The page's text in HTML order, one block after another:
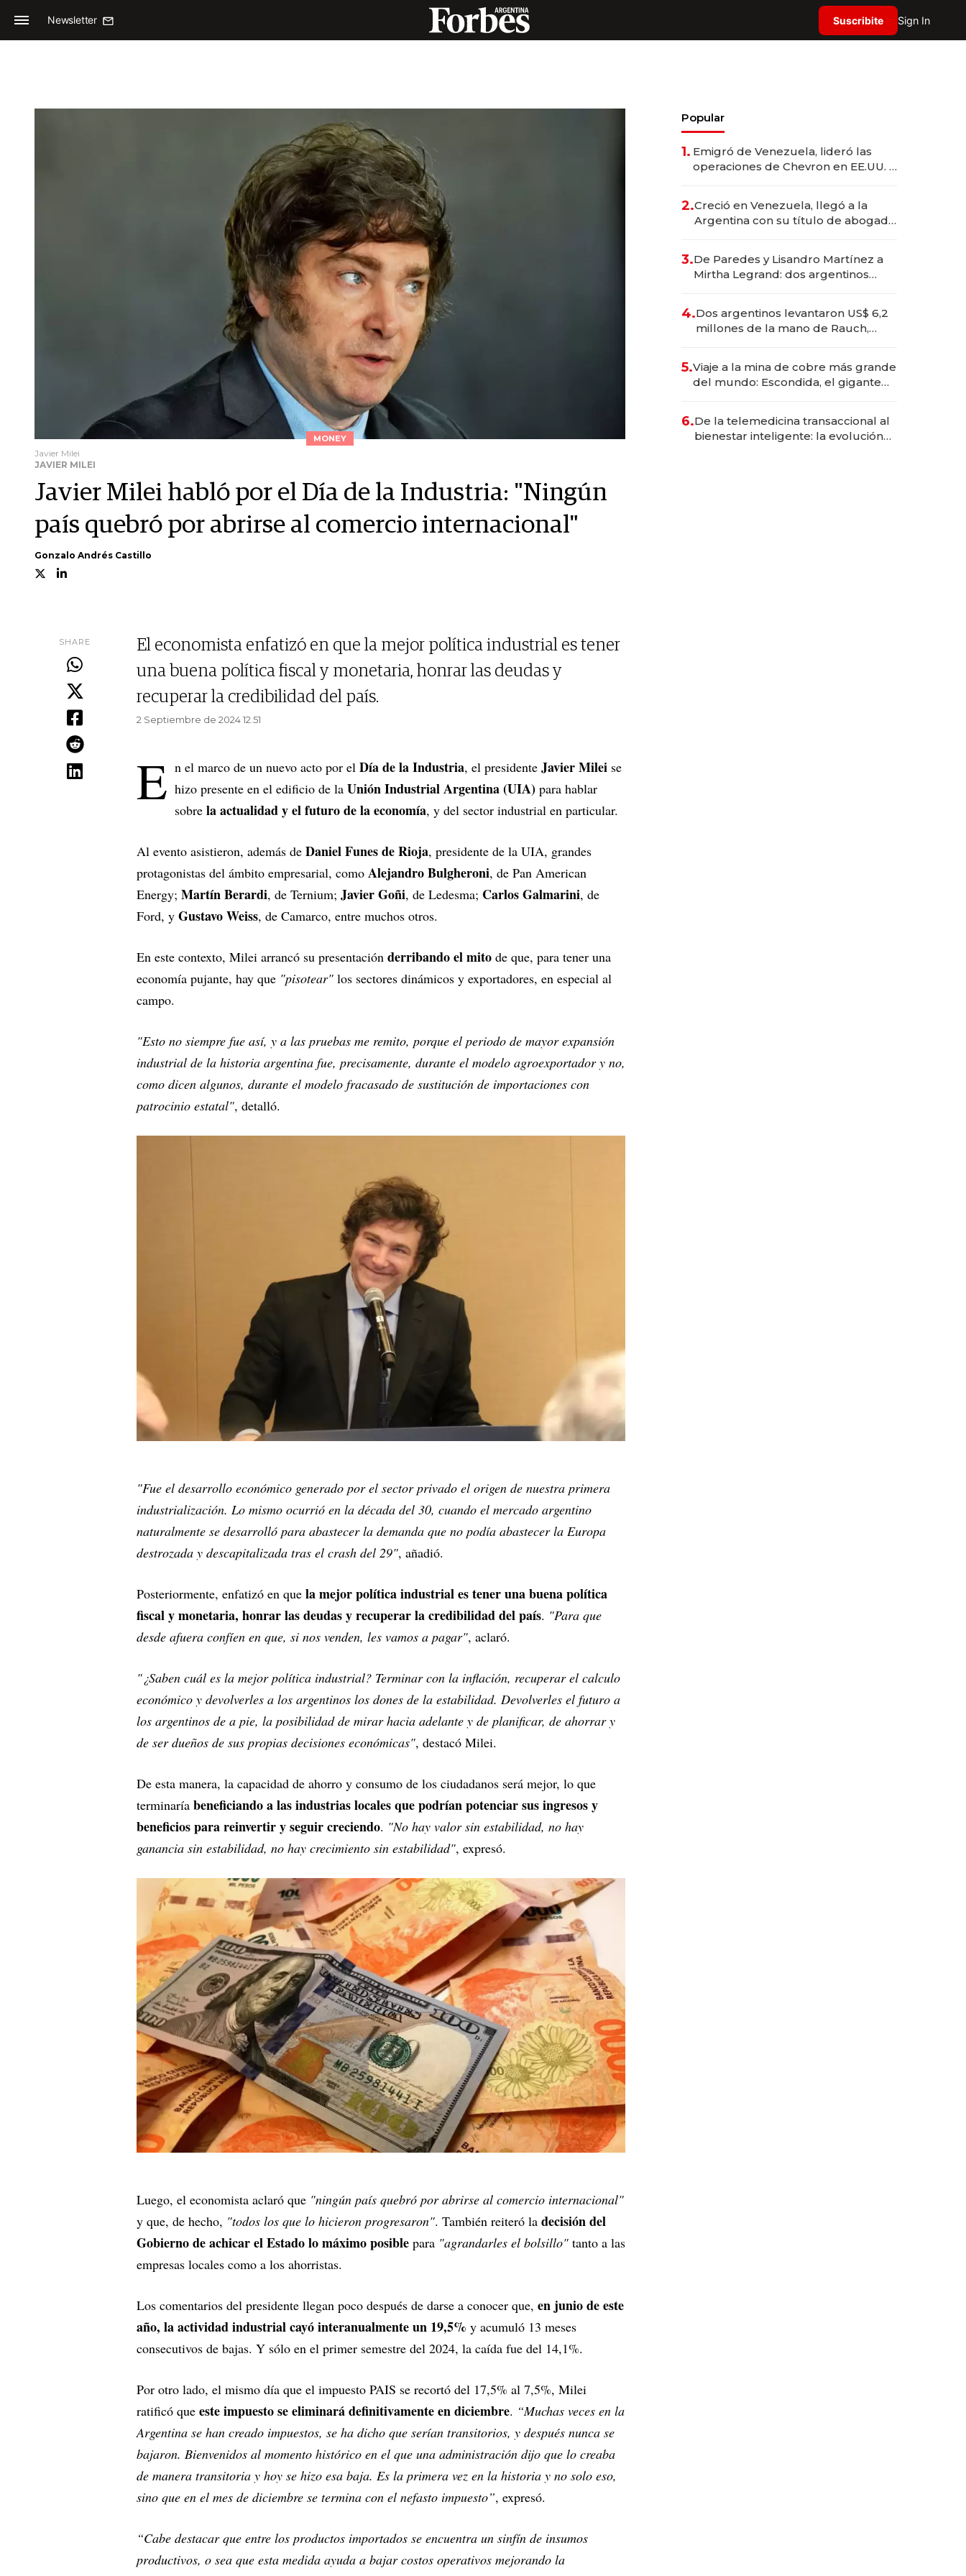
Newsletter Suscribite Sign In
MONEY
Javier Milei
JAVIER MILEI
Javier Milei habló por el Día de la Industria: "Ningún
país quebró por abrirse al comercio internacional"
Gonzalo Andrés Castillo
SHARE
El economista enfatizó en que la mejor política industrial es tener
una buena política fiscal y monetaria, honrar las deudas y
recuperar la credibilidad del país.
2 Septiembre de 2024 12.51
E n el marco de un nuevo acto por el Día de la Industria, el presidente Javier Milei se
hizo presente en el edificio de la Unión Industrial Argentina (UIA) para hablar
sobre la actualidad y el futuro de la economía, y del sector industrial en particular.
Al evento asistieron, además de Daniel Funes de Rioja, presidente de la UIA, grandes
protagonistas del ámbito empresarial, como Alejandro Bulgheroni, de Pan American
Energy; Martín Berardi, de Ternium; Javier Goñi, de Ledesma; Carlos Galmarini, de
Ford, y Gustavo Weiss, de Camarco, entre muchos otros.
En este contexto, Milei arrancó su presentación derribando el mito de que, para tener una
economía pujante, hay que "pisotear" los sectores dinámicos y exportadores, en especial al
campo.
"Esto no siempre fue así, y a las pruebas me remito, porque el periodo de mayor expansión
industrial de la historia argentina fue, precisamente, durante el modelo agroexportador y no,
como dicen algunos, durante el modelo fracasado de sustitución de importaciones con
patrocinio estatal", detalló.
"Fue el desarrollo económico generado por el sector privado el origen de nuestra primera
industrialización. Lo mismo ocurrió en la década del 30, cuando el mercado argentino
naturalmente se desarrolló para abastecer la demanda que no podía abastecer la Europa
destrozada y descapitalizada tras el crash del 29", añadió.
Posteriormente, enfatizó en que la mejor política industrial es tener una buena política
fiscal y monetaria, honrar las deudas y recuperar la credibilidad del país. "Para que
desde afuera confíen en que, si nos venden, les vamos a pagar", aclaró.
"¿Saben cuál es la mejor política industrial? Terminar con la inflación, recuperar el calculo
económico y devolverles a los argentinos los dones de la estabilidad. Devolverles el futuro a
los argentinos de a pie, la posibilidad de mirar hacia adelante y de planificar, de ahorrar y
de ser dueños de sus propias decisiones económicas", destacó Milei.
De esta manera, la capacidad de ahorro y consumo de los ciudadanos será mejor, lo que
terminaría beneficiando a las industrias locales que podrían potenciar sus ingresos y
beneficios para reinvertir y seguir creciendo. "No hay valor sin estabilidad, no hay
ganancia sin estabilidad, no hay crecimiento sin estabilidad", expresó.
Luego, el economista aclaró que "ningún país quebró por abrirse al comercio internacional"
y que, de hecho, "todos los que lo hicieron progresaron". También reiteró la decisión del
Gobierno de achicar el Estado lo máximo posible para "agrandarles el bolsillo" tanto a las
empresas locales como a los ahorristas.
Los comentarios del presidente llegan poco después de darse a conocer que, en junio de este
año, la actividad industrial cayó interanualmente un 19,5% y acumuló 13 meses
consecutivos de bajas. Y sólo en el primer semestre del 2024, la caída fue del 14,1%.
Por otro lado, el mismo día que el impuesto PAIS se recortó del 17,5% al 7,5%, Milei
ratificó que este impuesto se eliminará definitivamente en diciembre. “Muchas veces en la
Argentina se han creado impuestos, se ha dicho que serían transitorios, y después nunca se
bajaron. Bienvenidos al momento histórico en el que una administración dijo que lo creaba
de manera transitoria y hoy se hizo esa baja. Es la primera vez en la historia y no solo eso,
sino que en el mes de diciembre se termina con el nefasto impuesto”, expresó.
“Cabe destacar que entre los productos importados se encuentra un sinfín de insumos
productivos, o sea que esta medida ayuda a bajar costos operativos mejorando la
Popular
1. Emigró de Venezuela, lideró las
operaciones de Chevron en EE.UU. y
2.Creció en Venezuela, llegó a la
Argentina con su título de abogado
marcas "fast premium"
3.De Paredes y Lisandro Martínez a
Mirtha Legrand: dos argentinos
deportivo y el cuidado corporal
4.Dos argentinos levantaron US$ 6,2
millones de la mano de Rauch,
5.Viaje a la mina de cobre más grande
del mundo: Escondida, el gigante
6.De la telemedicina transaccional al
bienestar inteligente: la evolución